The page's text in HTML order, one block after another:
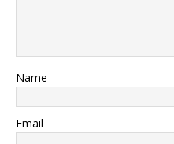
Name
Email